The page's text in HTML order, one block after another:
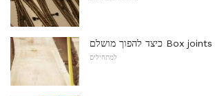
כיצד להפוך מושלם Box joints
למתחילים